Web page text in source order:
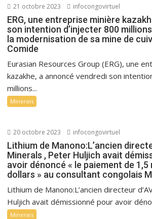
21 octobre 2023 infocongovirtuel
ERG, une entreprise minière
son intention d’injecter 800
la modernisation de sa mine de
Comide
Eurasian Resources Group (ERG), une
kazakhe, a annoncé vendredi son
millions...
Minerais
20 octobre 2023 infocongovirtuel
Lithium de Manono:L’ancien
Minerals , Peter Huljich avait
avoir dénoncé « le paiement de 1,5
dollars » au consultant congolais
Lithium de Manono:L’ancien directeur
Huljich avait démissionné pour avoir
Minerais